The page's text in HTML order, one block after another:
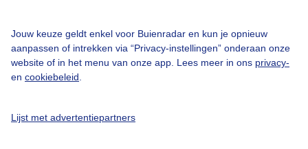
Jouw keuze geldt enkel voor Buienradar en kun je opnieuw
aanpassen of intrekken via “Privacy-instellingen” onderaan onze
website of in het menu van onze app. Lees meer in ons privacy-
en cookiebeleid
Lijst met advertentiepartners
Cookie beleid
Privacy instellingen
Gratis weerdata
@BuienradarNL